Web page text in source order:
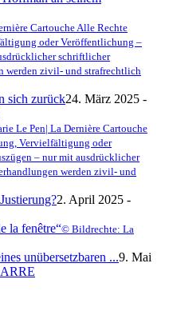
Cartouche Alle Rechte
oder Veröffentlichung –
schriftlicher
werden zivil- und strafrechtlich
sich zurück24. März 2025 -
Le Pen| La Dernière Cartouche
Vervielfältigung oder
– nur mit ausdrücklicher
werden zivil- und
2. April 2025 -
© Bildrechte: La
unübersetzbaren ...9. Mai